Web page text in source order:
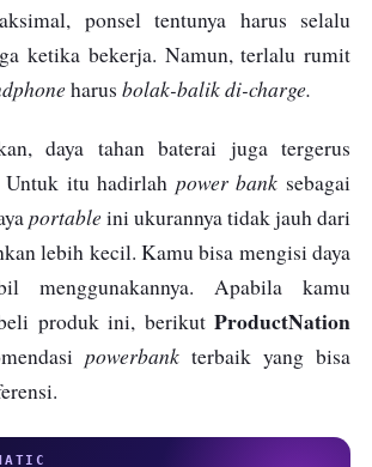
ponsel tentunya harus selalu
ketika bekerja. Namun, terlalu rumit
harus bolak-balik di-charge.
daya tahan baterai juga tergerus
Untuk itu hadirlah power bank sebagai
portable ini ukurannya tidak jauh dari
lebih kecil. Kamu bisa mengisi daya
menggunakannya. Apabila kamu
produk ini, berikut ProductNation
powerbank terbaik yang bisa